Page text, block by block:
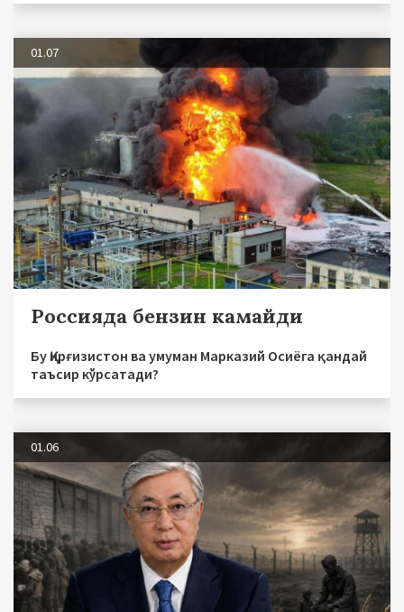
01.07
Россияда бензин камайди
Бу Қирғизистон ва умуман Марказий Осиёга қандай
таъсир кўрсатади?
01.06